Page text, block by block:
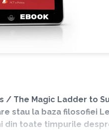
/ The Magic Ladder to
stau la baza filosofiei
din toate timpurile